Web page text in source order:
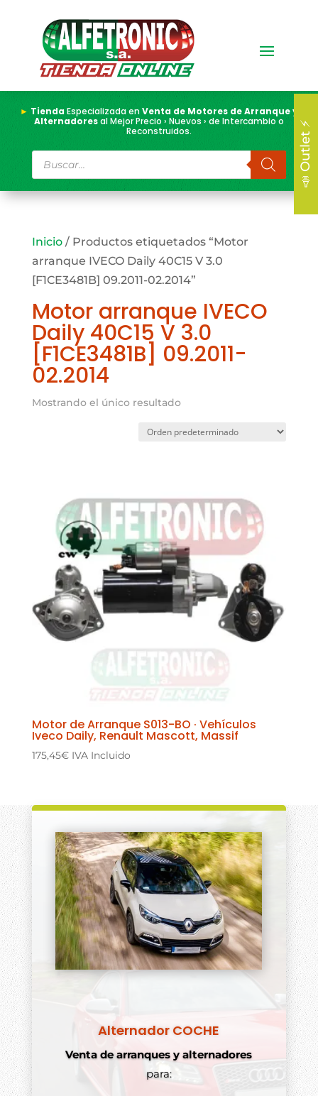
► TiendaEspecializada enVenta de Motores de Arranque y
Alternadoresal Mejor Precio › Nuevos › de Intercambio o
Reconstruidos.
Búsqueda
de
productos
Inicio/ Productos etiquetados “Motor
arranque IVECO Daily 40C15 V 3.0
[F1CE3481B] 09.2011-02.2014”
Motor arranque IVECO
Daily 40C15 V 3.0
[F1CE3481B] 09.2011-
02.2014
Mostrando el único resultado
Motor de Arranque S013-BO · Vehículos
Iveco Daily, Renault Mascott, Massif
175,45€ IVA Incluido
Alternador COCHE
Venta de arranques y alternadores
para:
📣 Outlet ⚡